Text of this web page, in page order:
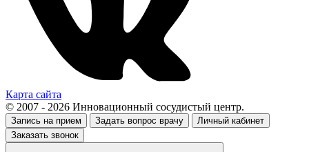
Карта сайта
© 2007 - 2026 Инновационный сосудистый центр.
Запись на прием Задать вопрос врачу
Личный кабинет
Заказать звонок